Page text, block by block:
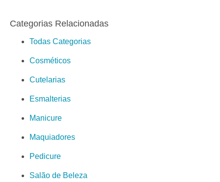
Categorias Relacionadas
Todas Categorias
Cosméticos
Cutelarias
Esmalterias
Manicure
Maquiadores
Pedicure
Salão de Beleza